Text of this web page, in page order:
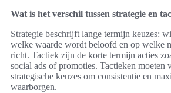
Wat is het verschil tussen strategie en
Strategie beschrijft lange termijn keuzes:
welke waarde wordt beloofd en op welke
richt. Tactiek zijn de korte termijn acties
social ads of promoties. Tactieken moeten
strategische keuzes om consistentie en
waarborgen.